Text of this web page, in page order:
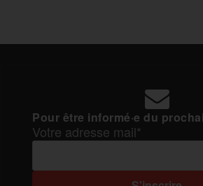
Pour être informé·e du
Votre adresse mail*